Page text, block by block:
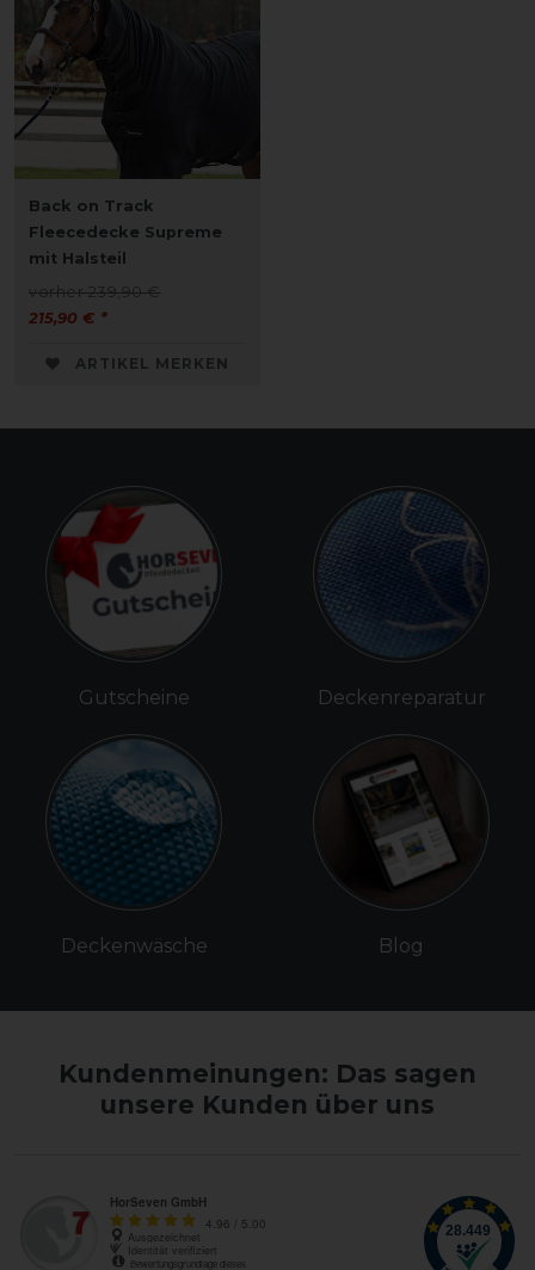
Back on Track
Fleecedecke Supreme
mit Halsteil
vorher 239,90 €
215,90 € *
ARTIKEL MERKEN
Gutscheine
Deckenwäsche
Deckenreparatur
Blog
Kundenmeinungen: Das sagen
unsere Kunden über uns